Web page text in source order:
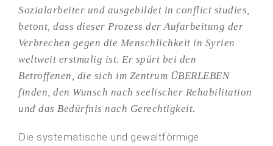
Sozialarbeiter und ausgebildet in conflict studies,
betont, dass dieser Prozess der Aufarbeitung der
Verbrechen gegen die Menschlichkeit in Syrien
weltweit erstmalig ist. Er spürt bei den
Betroffenen, die sich im Zentrum ÜBERLEBEN
finden, den Wunsch nach seelischer Rehabilitation
und das Bedürfnis nach Gerechtigkeit.
Die systematische und gewaltförmige